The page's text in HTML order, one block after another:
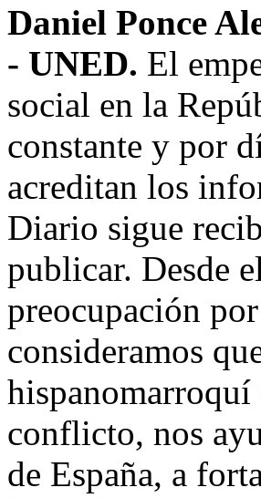
Daniel Ponce
- UNED. El
social en la
constante y por
acreditan los
Diario sigue
publicar. Desde
preocupación
consideramos
conflicto, nos
de España, a